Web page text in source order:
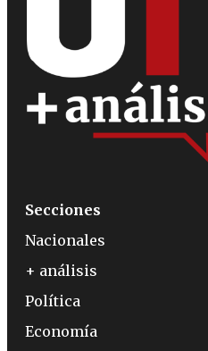
Secciones
Nacionales
+ análisis
Política
Economía